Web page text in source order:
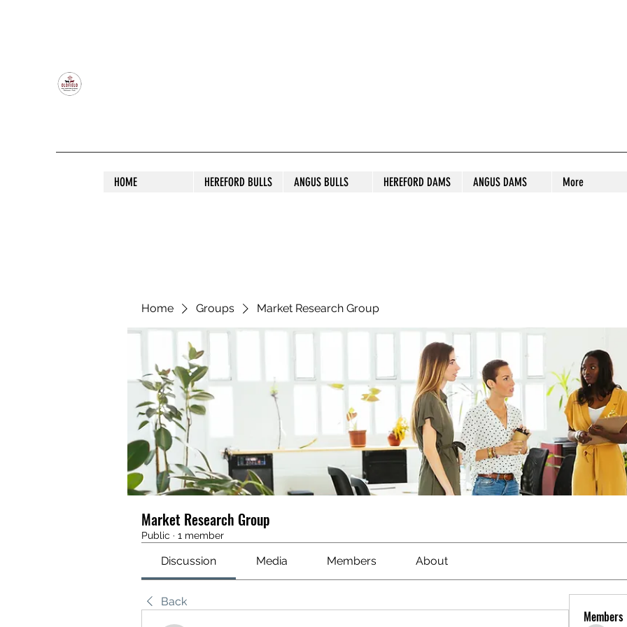
HOME HEREFORD BULLS ANGUS BULLS HEREFORD DAMS ANGUS DAMS More
Home Groups Market Research Group
Market Research Group
Public · 1 member
Discussion Media Members About
Back
Members